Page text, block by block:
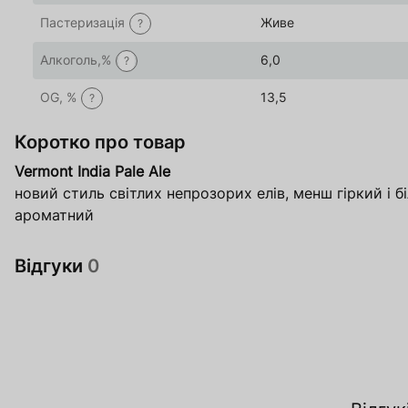
Пастеризація ? Живе
Алкоголь,% ? 6,0
OG, % ? 13,5
Коротко про товар
Vermont India Pale Ale
новий стиль світлих непрозорих елів, менш гіркий і
ароматний
Відгуки 0